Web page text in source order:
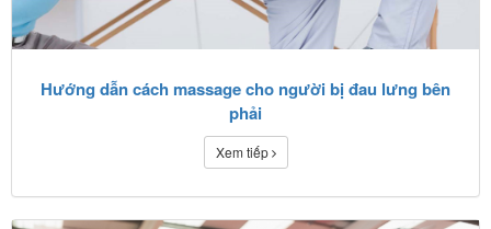
Hướng dẫn cách massage cho người bị đau lưng bên
phải
Xem tiếp